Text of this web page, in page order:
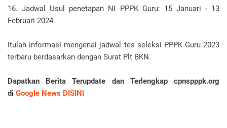
16. Jadwal Usul penetapan NI PPPK Guru: 15 Januari - 13
Februari 2024.
Itulah informasi mengenai jadwal tes seleksi PPPK Guru 2023
terbaru berdasarkan dengan Surat Plt BKN.
Dapatkan Berita Terupdate dan Terlengkap cpnspppk.org
di Google News DISINI